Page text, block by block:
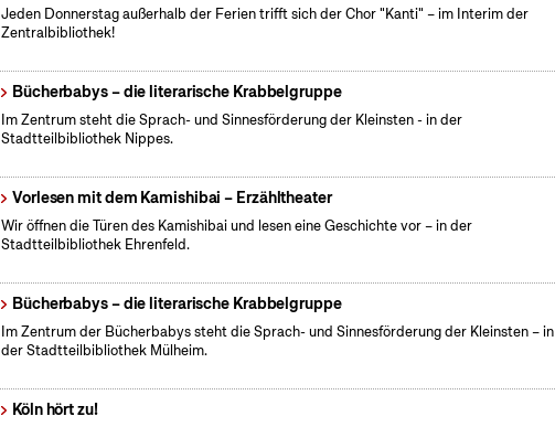
Jeden Donnerstag außerhalb der Ferien trifft sich der Chor "Kanti" – im Interim der
Zentralbibliothek!
Bücherbabys – die literarische Krabbelgruppe
Im Zentrum steht die Sprach- und Sinnesförderung der Kleinsten - in der
Stadtteilbibliothek Nippes.
Vorlesen mit dem Kamishibai – Erzähltheater
Wir öffnen die Türen des Kamishibai und lesen eine Geschichte vor – in der
Stadtteilbibliothek Ehrenfeld.
Bücherbabys – die literarische Krabbelgruppe
Im Zentrum der Bücherbabys steht die Sprach- und Sinnesförderung der Kleinsten – in
der Stadtteilbibliothek Mülheim.
Köln hört zu!